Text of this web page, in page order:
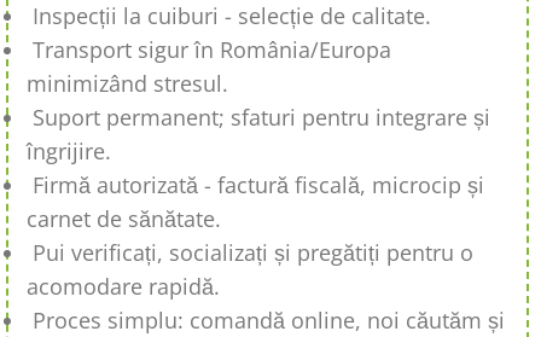
Inspecții la cuiburi - selecție de calitate.
Transport sigur în România/Europa
minimizând stresul.
Suport permanent; sfaturi pentru integrare și
îngrijire.
Firmă autorizată - factură fiscală, microcip și
carnet de sănătate.
Pui verificați, socializați și pregătiți pentru o
acomodare rapidă.
Proces simplu: comandă online, noi căutăm și